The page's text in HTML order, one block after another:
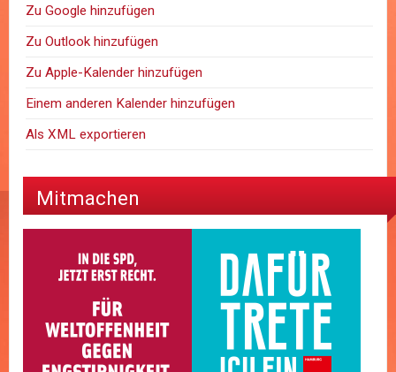
Zu Google hinzufügen
Zu Outlook hinzufügen
Zu Apple-Kalender hinzufügen
Einem anderen Kalender hinzufügen
Als XML exportieren
Mitmachen